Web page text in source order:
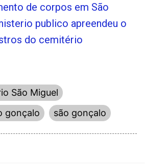
de corpos em São
publico apreendeu o
do cemitério
São Miguel
gonçalo
são gonçalo